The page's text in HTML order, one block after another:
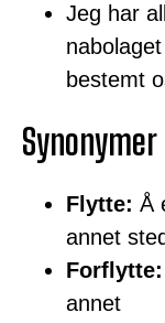
Jeg har
bestemt
Synonymer
Flytte: Å
annet
Forflytte:
annet